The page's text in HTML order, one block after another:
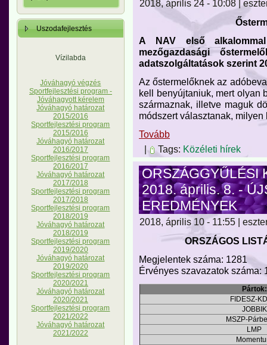
Uszodafejlesztés
Vízilabda
Jóváhagyó végzés
Sportfejlesztési program -
Jóváhagyott kérelem
Jóváhagyó határozat
2015/2016
Sportfejlesztési program
2015/2016
Jóváhagyó határozat
2016/2017
Sportfejlesztési program
2016/2017
Jóváhagyó határozat
2017/2018
Sportfejlesztési program
2017/2018
Sportfejlesztési program
2018/2019
Jóváhagyó határozat
2018/2019
Sportfejlesztési program
2019/2020
Jóváhagyó határozat
2019/2020
Sportfejlesztési program
2020/2021
Jóváhagyó határozat
2020/2021
Sportfejlesztési program
2021/2022
Jóváhagyó határozat
2021/2022
2018, április 24 - 10:08 |
A NAV első
mezőgazdasági
adatszolgáltatások szerint
Az őstermelőknek az
kell benyújtaniuk, mert olyan
származnak, illetve maguk
módszert választanak,
Tovább
|
Tags: Közéleti hírek
ORSZÁGGYŰLÉSI
2018. április. 8. -
EREDMÉNYEK
2018, április 10 - 11:55 |
ORSZÁGOS
Megjelentek száma: 1281
Érvényes szavazatok száma:
Pártok:
FIDESZ-
JOBBIK
MSZP-
LMP